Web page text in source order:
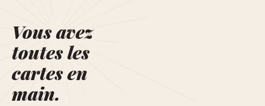
Vous avez
toutes les
cartes en
main.